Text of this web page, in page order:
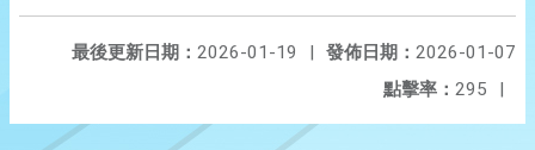
發佈日期： 2026-01-07
最後更新日期： 2026-01-19
|
點擊率： 295 |